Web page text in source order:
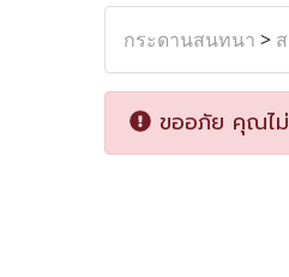
กระดานสนทนา >
ขออภัย คุณไม่